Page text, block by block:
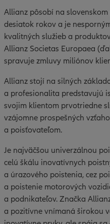
Allianz pôsobí na
desiatok rokov a je
kvalitných služieb a
Allianz Societas Europaea
spravuje zmluvy miliónov
Allianz stojí na silných
a profesionalita predstavujú
svojim klientom prvotriedne
vzájomne prospešných
a poisťovateľom.
Je najväčšou univerzálnou
celú škálu inovatívnych
a úrazového poistenia, cez
a poistenie motorových
a podnikateľov. Značka
a pozitívne vnímaná širokou